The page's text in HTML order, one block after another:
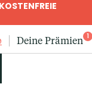
Deine Prämien 1